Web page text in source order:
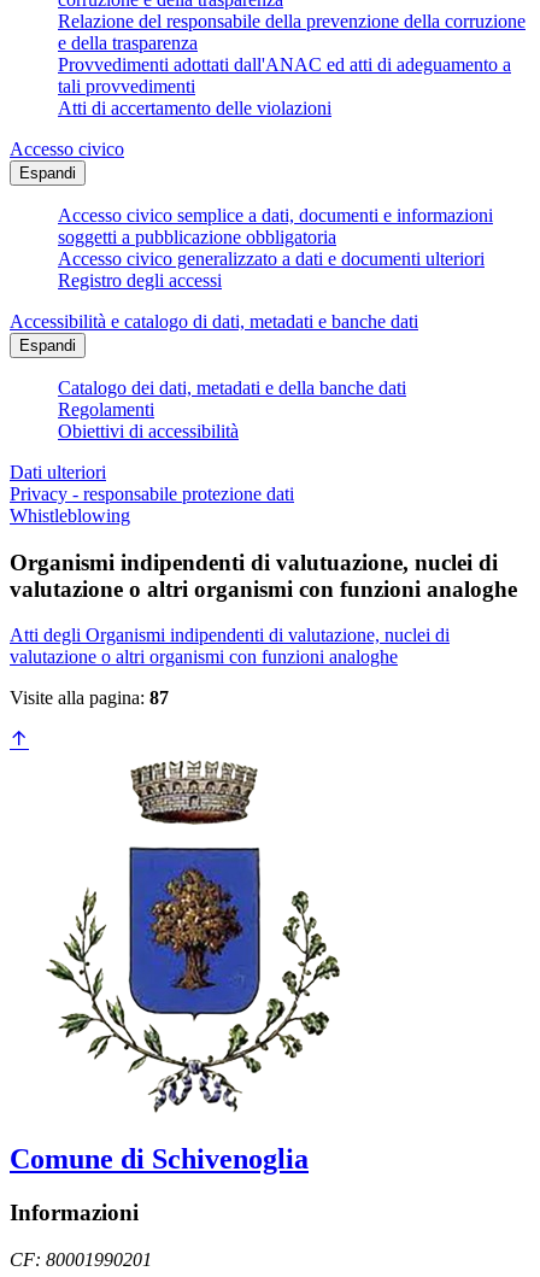
Relazione del responsabile della prevenzione della corruzione
e della trasparenza
Provvedimenti adottati dall'ANAC ed atti di adeguamento a
tali provvedimenti
Atti di accertamento delle violazioni
Accesso civico
Espandi
Accesso civico semplice a dati, documenti e informazioni
soggetti a pubblicazione obbligatoria
Accesso civico generalizzato a dati e documenti ulteriori
Registro degli accessi
Accessibilità e catalogo di dati, metadati e banche dati
Espandi
Catalogo dei dati, metadati e della banche dati
Regolamenti
Obiettivi di accessibilità
Dati ulteriori
Privacy - responsabile protezione dati
Whistleblowing
Organismi indipendenti di valutuazione, nuclei di
valutazione o altri organismi con funzioni analoghe
Atti degli Organismi indipendenti di valutazione, nuclei di
valutazione o altri organismi con funzioni analoghe
Visite alla pagina: 87
Comune di Schivenoglia
Informazioni
CF: 80001990201